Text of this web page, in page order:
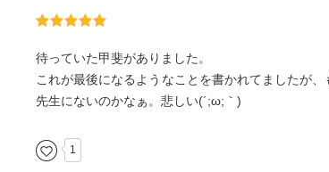
待っていた甲斐がありました。
これが最後になるようなことを書かれてましたが
先生にないのかなぁ。悲しい(´;ω;｀)
1